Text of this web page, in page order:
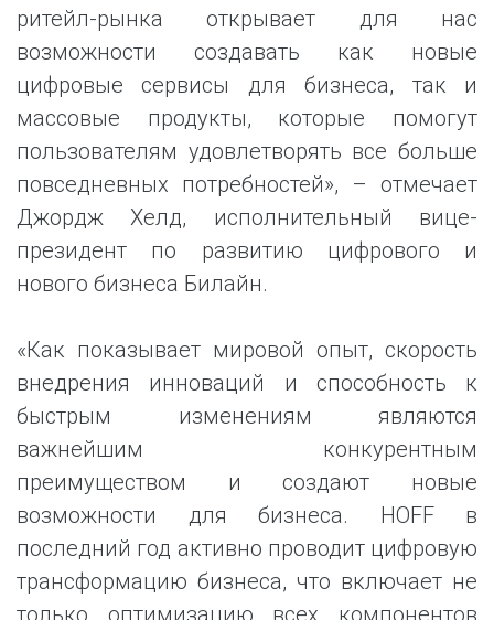
ритейл-рынка открывает для нас
возможности создавать как новые
цифровые сервисы для бизнеса, так и
массовые продукты, которые помогут
пользователям удовлетворять все больше
повседневных потребностей», – отмечает
Джордж Хелд, исполнительный вице-
президент по развитию цифрового и
нового бизнеса Билайн.
«Как показывает мировой опыт, скорость
внедрения инноваций и способность к
быстрым изменениям являются
важнейшим конкурентным
преимуществом и создают новые
возможности для бизнеса. HOFF в
последний год активно проводит цифровую
трансформацию бизнеса, что включает не
только оптимизацию всех компонентов